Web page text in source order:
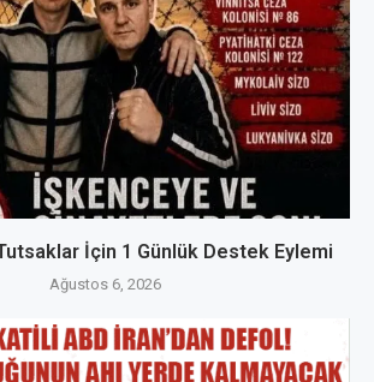
İçin 1 Günlük Destek Eylemi
Ağustos 6, 2026